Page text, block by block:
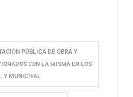
PÚBLICA DE OBRA Y
CON LA MISMA EN LOS
Y MUNICIPAL